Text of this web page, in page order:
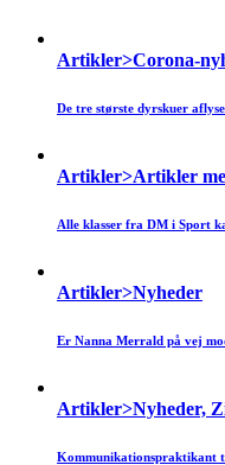
Artikler>Corona-
De tre største dyrskuer
Artikler>Artikler
Alle klasser fra DM i Sport
Artikler>Nyheder
Er Nanna Merrald på vej
Artikler>Nyheder,
Kommunikationspraktikant